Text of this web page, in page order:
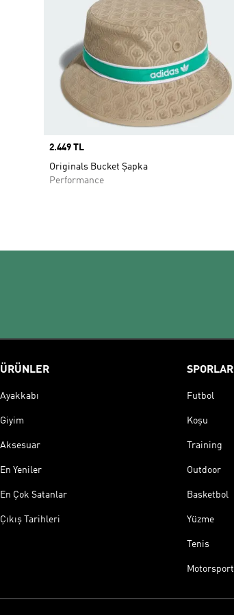
Price
2.449 TL
Originals Bucket Şapka
Performance
ÜRÜNLER
Ayakkabı
Giyim
Aksesuar
En Yeniler
En Çok Satanlar
Çıkış Tarihleri
SPORLAR
Futbol
Koşu
Training
Outdoor
Basketbol
Yüzme
Tenis
Motorsport